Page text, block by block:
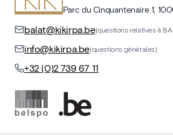
Parc du Cinquantenaire 1,
balat@kikirpa.be(questions relatives à
info@kikirpa.be(questions générales)
+32 (0)2 739 67 11